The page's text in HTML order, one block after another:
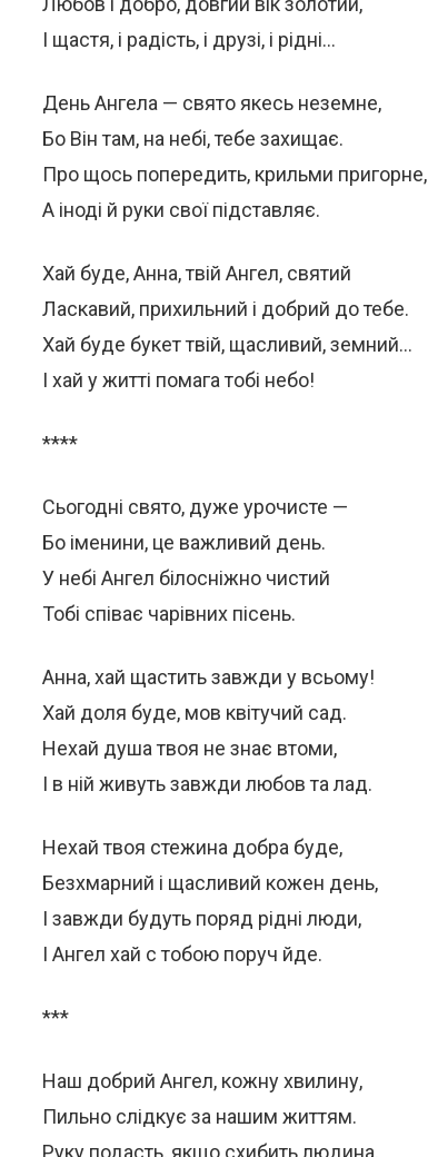
І щастя, і радість, і друзі, і рідні…
День Ангела — свято якесь неземне,
Бо Він там, на небі, тебе захищає.
Про щось попередить, крильми пригорне,
А іноді й руки свої підставляє.
Хай буде, Анна, твій Ангел, святий
Ласкавий, прихильний і добрий до тебе.
Хай буде букет твій, щасливий, земний…
І хай у житті помага тобі небо!
****
Сьогодні свято, дуже урочисте —
Бо іменини, це важливий день.
У небі Ангел білосніжно чистий
Тобі співає чарівних пісень.
Анна, хай щастить завжди у всьому!
Хай доля буде, мов квітучий сад.
Нехай душа твоя не знає втоми,
І в ній живуть завжди любов та лад.
Нехай твоя стежина добра буде,
Безхмарний і щасливий кожен день,
І завжди будуть поряд рідні люди,
І Ангел хай с тобою поруч йде.
***
Наш добрий Ангел, кожну хвилину,
Пильно слідкує за нашим життям.
Руку подасть, якщо схибить людина,